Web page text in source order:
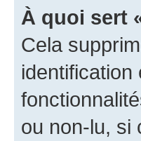
À quoi sert
Cela
ou non-lu, si